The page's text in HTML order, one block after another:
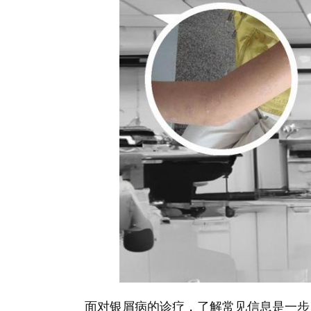
面对银屑病的诊疗，了解常见信息是一